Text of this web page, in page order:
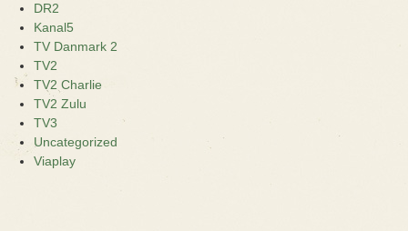
DR2
Kanal5
TV Danmark 2
TV2
TV2 Charlie
TV2 Zulu
TV3
Uncategorized
Viaplay